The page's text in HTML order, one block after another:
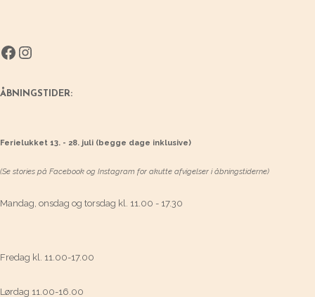
Facebook
Instagram
ÅBNINGSTIDER:
Ferielukket 13. - 28. juli (begge dage inklusive)
(Se stories på Facebook og Instagram for akutte afvigelser i åbningstiderne)
Mandag, onsdag og torsdag kl. 11.00 - 17.30
Fredag kl. 11.00-17.00
Lørdag 11.00-16.00